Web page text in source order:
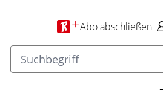
+Aboabschließen